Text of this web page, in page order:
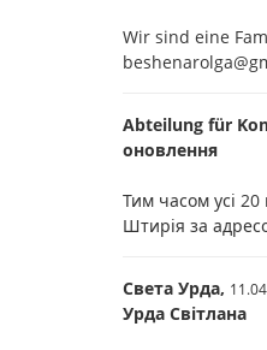
Wir sind eine
Abteilung für
оновлення
Тим часом усі 20
Штирія за
Света Урда,
Урда Світлана